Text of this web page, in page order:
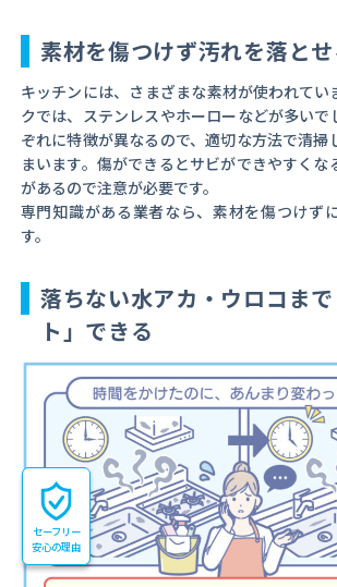
素材を傷つけず汚れを落とせ
キッチンには、さまざまな素材が使われてい
クでは、ステンレスやホーローなどが多いで
ぞれに特徴が異なるので、適切な方法で清掃
まいます。傷ができるとサビができやすくな
があるので注意が必要です。
専門知識がある業者なら、素材を傷つけず
す。
落ちない水アカ・ウロコま
ト」できる
セーフリー
安心の理由